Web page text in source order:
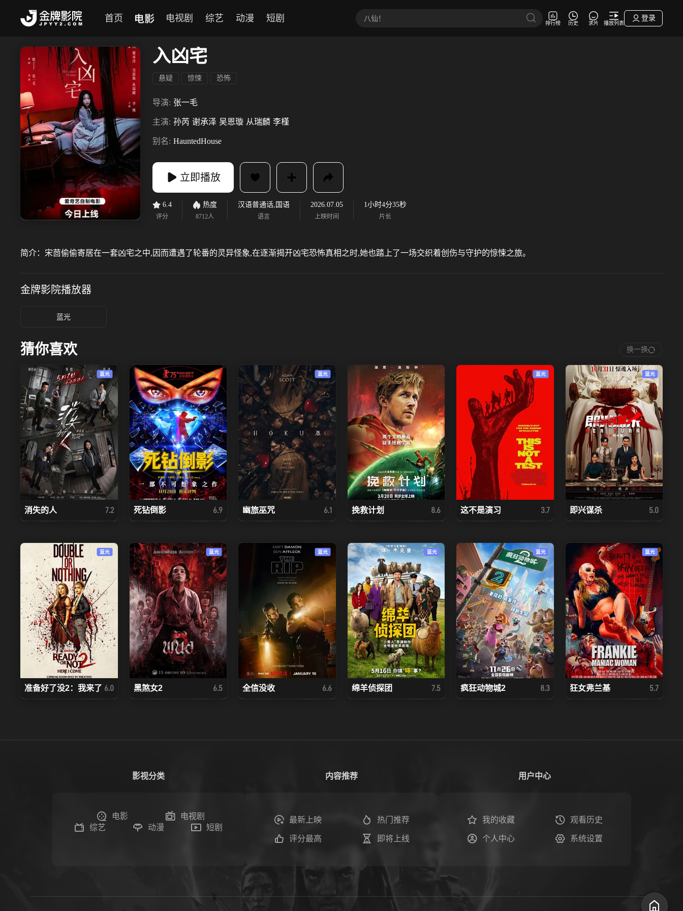
首页 电影 电视剧 综艺 动漫 短剧 排行榜 历史 求片 播放列表
登录
入凶宅
悬疑 惊悚 恐怖
导演: 张一毛
主演: 孙芮 谢承泽 吴恩璇 从瑞麟 李槿
别名: HauntedHouse
立即播放
6.4
评分
热度
8712人
汉语普通话,国语
语言
2026.07.05
上映时间
1小时4分35秒
片长
简介： 宋茴偷偷寄居在一套凶宅之中,因而遭遇了轮番的灵异怪象,在逐渐揭开凶宅恐怖真相之时,她也踏上了一场交织着创伤与守护的惊悚之旅。
金牌影院播放器
蓝光
猜你喜欢 换一换
蓝光
消失的人 7.2 死钻倒影 6.9
蓝光
幽旅巫咒 6.1 挽救计划 8.6
蓝光
这不是演习 3.7
蓝光
即兴谋杀 5.0
蓝光
准备好了没2：我来了 6.0
蓝光
黑煞女2 6.5
蓝光
全信没收 6.6
蓝光
绵羊侦探团 7.5
蓝光
疯狂动物城2 8.3
蓝光
狂女弗兰基 5.7
影视分类
电影
电视剧
综艺
动漫 短剧
内容推荐
最新上映 热门推荐
评分最高 即将上线
用户中心
我的收藏 观看历史
个人中心 系统设置